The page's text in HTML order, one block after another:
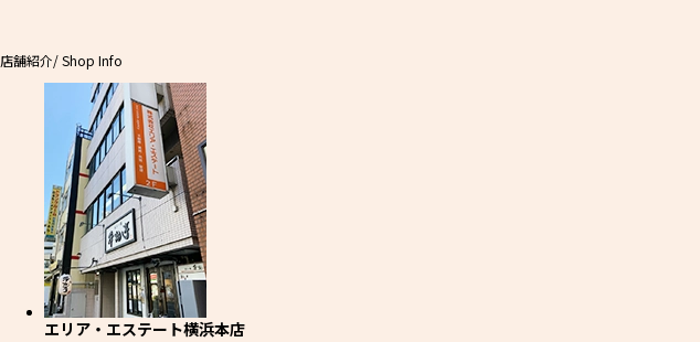
店舗紹介/ Shop Info
エリア・エステート横浜本店